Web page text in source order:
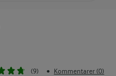
(9) • Kommentarer (0)